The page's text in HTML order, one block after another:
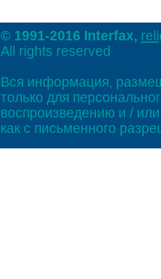
© 1991-2016 Interfax,
All rights reserved
Вся информация,
только для
воспроизведению и /
как с письменного